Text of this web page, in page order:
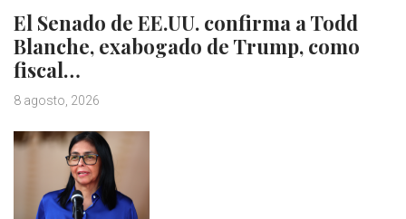
El Senado de EE.UU. confirma a Todd
Blanche, exabogado de Trump, como
fiscal…
8 agosto, 2026